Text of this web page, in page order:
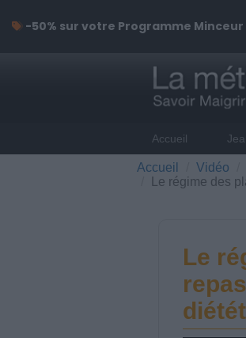
Accueil
Accueil Vidéo
Le régime des
Le
-50% sur votre Programme Minceur